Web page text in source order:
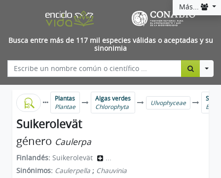
Más...
Busca entre más de 117 mil especies válidas o aceptadas y su
sinonimia
Plantas
Plantae
Algas verdes
Chlorophyta
Ulvophyceae
Suikerolevät
género Caulerpa
Finlandés: Suikerolevät
...
Sinónimos: Caulerpella ; Chauvinia